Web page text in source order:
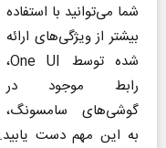
شما می‌توانید با استفاده
بیشتر از ویژگی‌های ارائه
شده توسط One UI،
رابط موجود در
گوشی‌های سامسونگ،